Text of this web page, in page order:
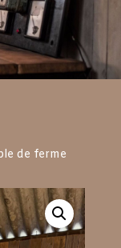
Design
text in the
de ferme